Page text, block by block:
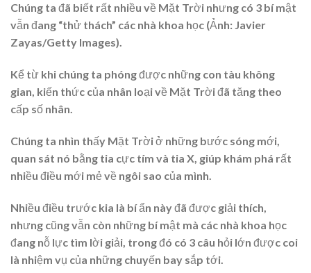
Chúng ta đã biết rất nhiều về Mặt Trời nhưng có 3 bí mật
vẫn đang “thử thách” các nhà khoa học (Ảnh: Javier
Zayas/Getty Images).
Kể từ khi chúng ta phóng được những con tàu không
gian, kiến thức của nhân loại về Mặt Trời đã tăng theo
cấp số nhân.
Chúng ta nhìn thấy Mặt Trời ở những bước sóng mới,
quan sát nó bằng tia cực tím và tia X, giúp khám phá rất
nhiều điều mới mẻ về ngôi sao của mình.
Nhiều điều trước kia là bí ẩn này đã được giải thích,
nhưng cũng vẫn còn những bí mật mà các nhà khoa học
đang nỗ lực tìm lời giải, trong đó có 3 câu hỏi lớn được coi
là nhiệm vụ của những chuyến bay sắp tới.